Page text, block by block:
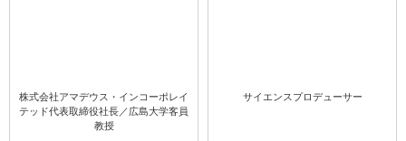
株式会社アマデウス・インコーポレイ
テッド代表取締役社長／広島大学客員
教授
サイエンスプロデューサー